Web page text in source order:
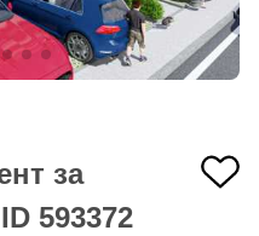
за
593372